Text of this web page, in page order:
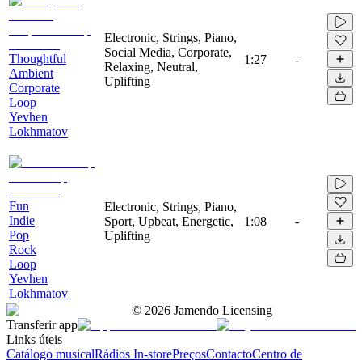
Thoughtful
Ambient
Corporate
Loop
Yevhen
Lokhmatov
Electronic, Strings, Piano,
Social Media, Corporate,
Relaxing, Neutral,
Uplifting
1:27 -
Fun
Indie
Pop
Rock
Loop
Yevhen
Lokhmatov
Electronic, Strings, Piano,
Sport, Upbeat, Energetic,
Uplifting
1:08 -
© 2026 Jamendo Licensing
Transferir app
Links úteis
Catálogo musicalRádios In-storePreçosContactoCentro de